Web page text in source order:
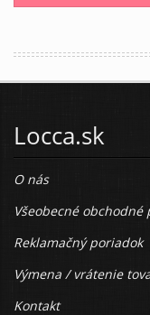
Locca.sk
O nás
Všeobecné obchodné
Reklamačný poriadok
Výmena / vrátenie
Kontakt